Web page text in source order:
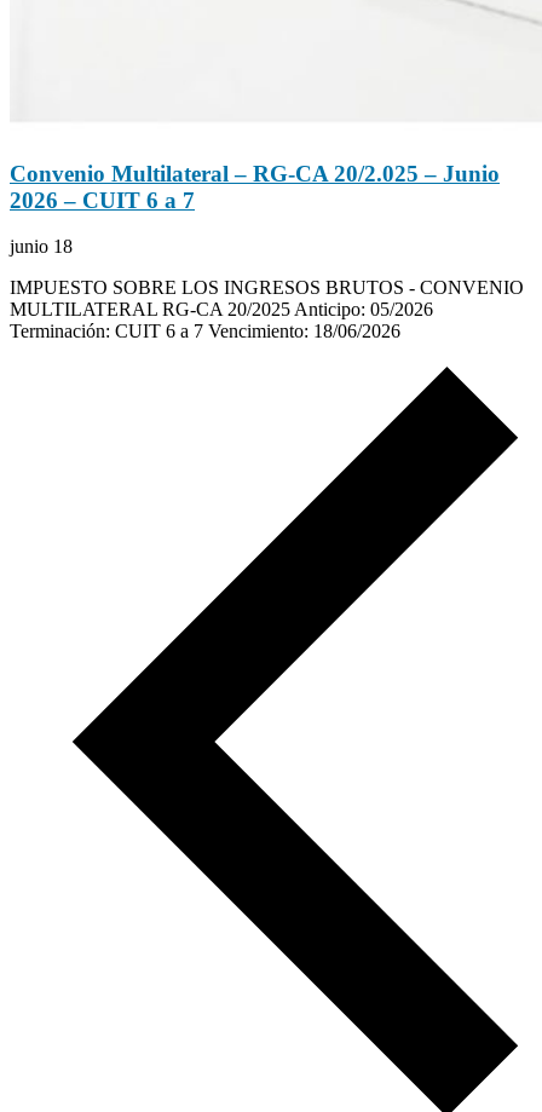
Convenio Multilateral – RG-CA 20/2.025 – Junio
2026 – CUIT 6 a 7
junio 18
IMPUESTO SOBRE LOS INGRESOS BRUTOS - CONVENIO
MULTILATERAL RG-CA 20/2025 Anticipo: 05/2026
Terminación: CUIT 6 a 7 Vencimiento: 18/06/2026